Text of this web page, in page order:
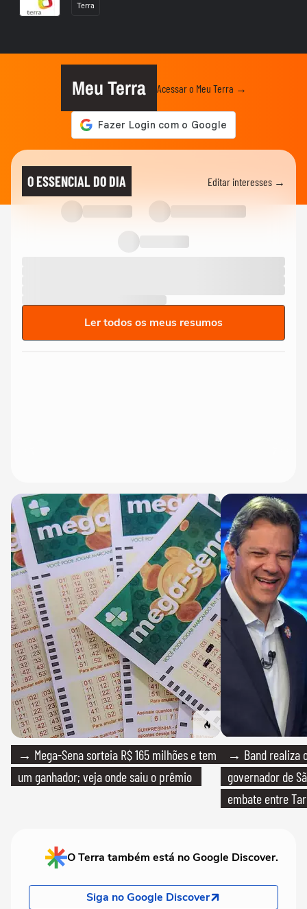
Terra
Meu Terra Acessar o Meu Terra →
O ESSENCIAL DO DIA Editar interesses →
Ler todos os meus resumos
→ Mega-Sena sorteia R$ 165 milhões e tem
um ganhador; veja onde saiu o prêmio
→ Band realiza
governador de
embate entre
O Terra também está no Google Discover.
Siga no Google Discover